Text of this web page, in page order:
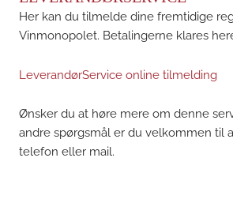
Her kan du tilmelde dine fremtidige
Vinmonopolet. Betalingerne klares
LeverandørService online tilmelding
Ønsker du at høre mere om denne
andre spørgsmål er du velkommen til
telefon eller mail.